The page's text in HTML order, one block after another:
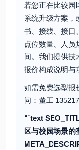
若您正在比较园
系统升级方案，
书、接线、接口
点位数量、人员
间。我们提供技
报价构成说明与
如需免费选型报
问：董工
“`text
区与校园场景的